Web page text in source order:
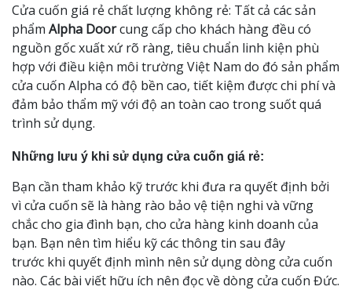
Cửa cuốn giá rẻ chất lượng không rẻ: Tất cả các sản
phẩm Alpha Doorcung cấp cho khách hàng đều có
nguồn gốc xuất xứ rõ ràng, tiêu chuẩn linh kiện phù
hợp với điều kiện môi trường Việt Nam do đó sản phẩm
cửa cuốn Alpha có độ bền cao, tiết kiệm được chi phí và
đảm bảo thẩm mỹ với độ an toàn cao trong suốt quá
trình sử dụng.
Những lưu ý khi sử dụng cửa cuốn giá rẻ:
Bạn cần tham khảo kỹ trước khi đưa ra quyết định bởi
vì cửa cuốn sẽ là hàng rào bảo vệ tiện nghi và vững
chắc cho gia đình bạn, cho cửa hàng kinh doanh của
bạn. Bạn nên tìm hiểu kỹ các thông tin sau đây
trước khi quyết định mình nên sử dụng dòng cửa cuốn
nào. Các bài viết hữu ích nên đọc về dòng cửa cuốn Đức.